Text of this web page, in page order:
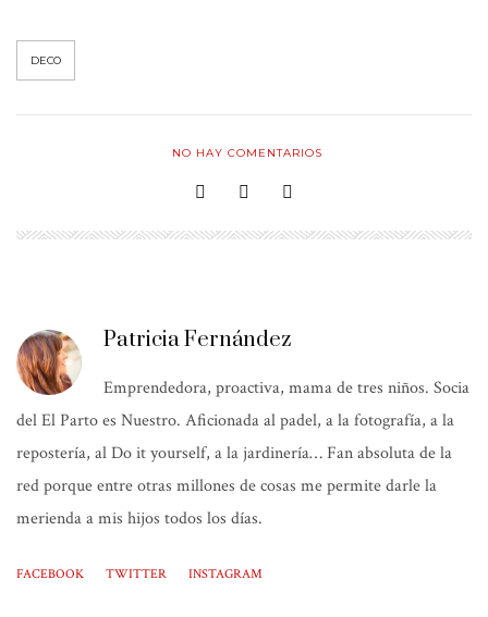
DECO
NO HAY COMENTARIOS
Patricia Fernández
Emprendedora, proactiva, mama de tres niños. Socia
del El Parto es Nuestro. Aficionada al padel, a la fotografía, a la
repostería, al Do it yourself, a la jardinería… Fan absoluta de la
red porque entre otras millones de cosas me permite darle la
merienda a mis hijos todos los días.
FACEBOOK TWITTER INSTAGRAM